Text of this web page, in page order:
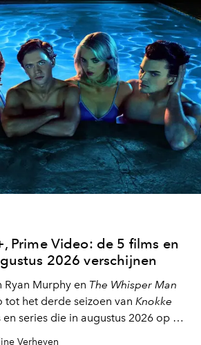
Prime Video: de 5 films en
2026 verschijnen
Ryan Murphy en The Whisper Man
tot het derde seizoen van Knokke
series die in augustus 2026 op de
verschijnen.
Verheyen